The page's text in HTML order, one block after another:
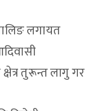
लगायत
तुरून्त लागु गर